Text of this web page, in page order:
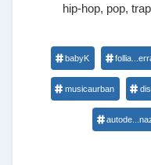
hip-hop, pop,
babyK
musicaurban